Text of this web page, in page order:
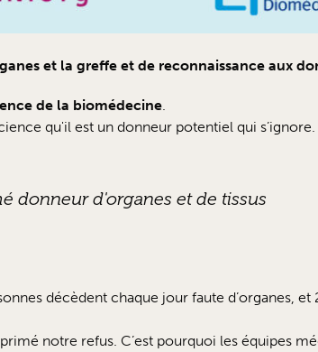
et la greffe et de reconnaissance aux
de la biomédecine
qu'il est un donneur potentiel qui s’ignore.
donneur d'organes et de tissus
décèdent chaque jour faute d’organes, et
notre refus. C’est pourquoi les équipes